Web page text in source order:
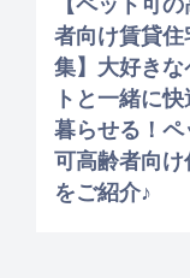
【ペット可
者向け賃貸住
集】大好きな
トと一緒に
暮らせる！ペ
可高齢者向け
をご紹介♪